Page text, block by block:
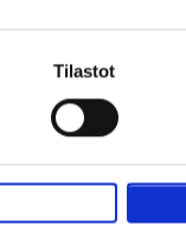
Tilastot